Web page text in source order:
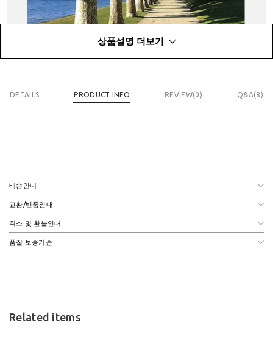
상품설명 더보기
DETAILS PRODUCT INFO REVIEW(0) Q&A(8)
배송안내
교환/반품안내
취소 및 환불안내
품질 보증기준
Related items